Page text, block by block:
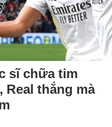
sĩ chữa tim
Real thắng mà